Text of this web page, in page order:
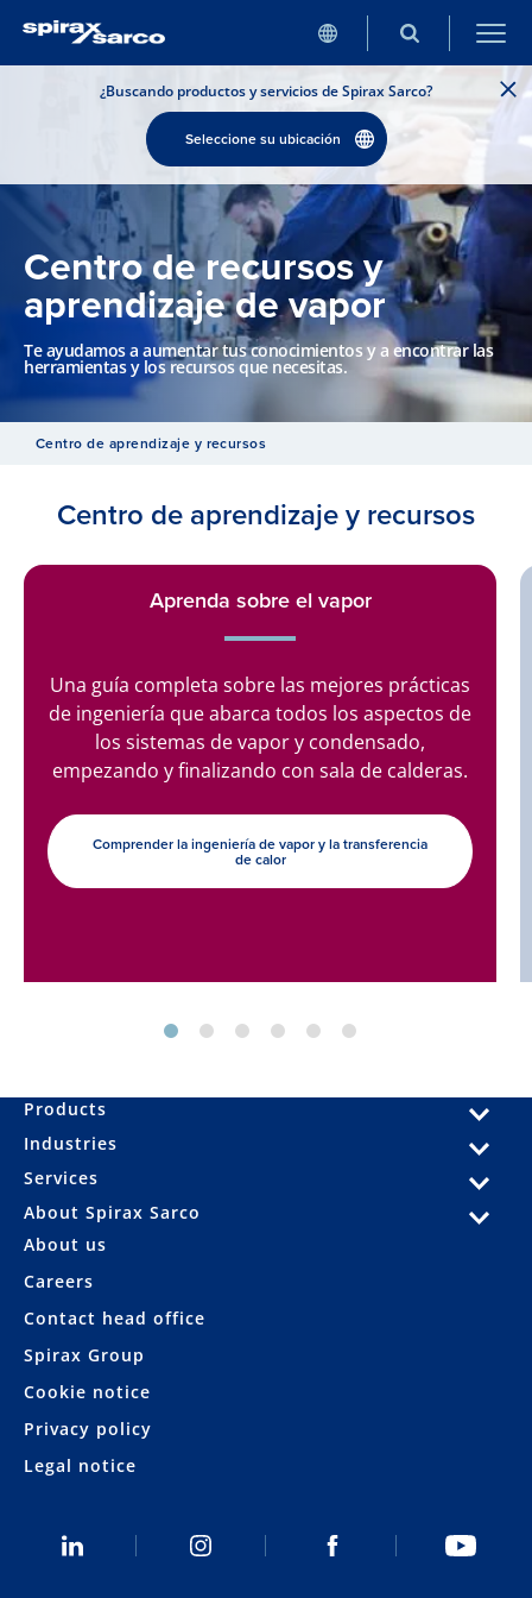
¿Buscando productos y servicios de Spirax Sarco?
Seleccione su ubicación
Centro de recursos y
aprendizaje de vapor
Te ayudamos a aumentar tus conocimientos y a encontrar las
herramientas y los recursos que necesitas.
Centro de aprendizaje y recursos
Centro de aprendizaje y recursos
Aprenda sobre el vapor
Una guía completa sobre las mejores prácticas
de ingeniería que abarca todos los aspectos de
los sistemas de vapor y condensado,
empezando y finalizando con sala de calderas.
Comprender la ingeniería de vapor y la transferencia
de calor
Products
Industries
Services
About Spirax Sarco
About us
Careers
Contact head office
Spirax Group
Cookie notice
Privacy policy
Legal notice